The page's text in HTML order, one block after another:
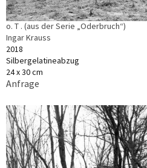
o. T . (aus der Serie „Oderbruch“)
Ingar Krauss
2018
Silbergelatineabzug
24 x 30 cm
Anfrage